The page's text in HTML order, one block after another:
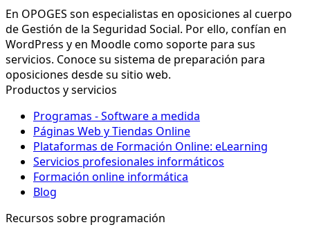
En OPOGES son especialistas en oposiciones al cuerpo
de Gestión de la Seguridad Social. Por ello, confían en
WordPress y en Moodle como soporte para sus
servicios. Conoce su sistema de preparación para
oposiciones desde su sitio web.
Productos y servicios
Programas - Software a medida
Páginas Web y Tiendas Online
Plataformas de Formación Online: eLearning
Servicios profesionales informáticos
Formación online informática
Blog
Recursos sobre programación